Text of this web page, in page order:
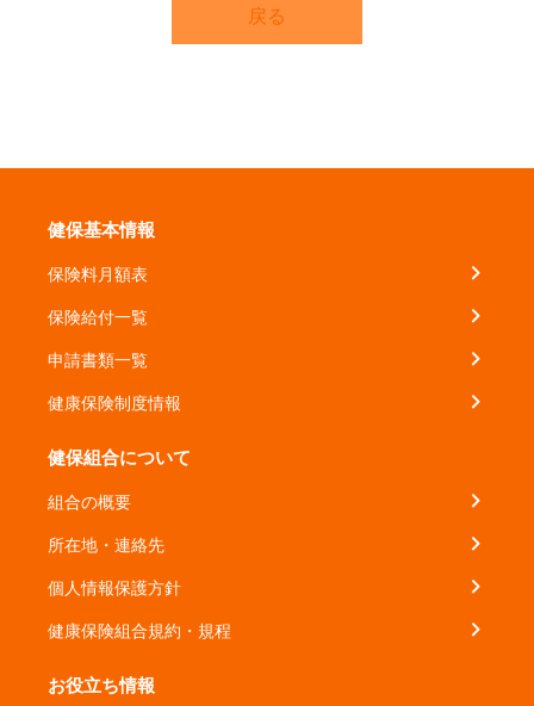
戻る
健保基本情報
保険料月額表
保険給付一覧
申請書類一覧
健康保険制度情報
健保組合について
組合の概要
所在地・連絡先
個人情報保護方針
健康保険組合規約・規程
お役立ち情報